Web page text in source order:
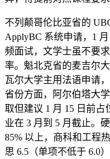
不列颠哥伦比亚省的
ApplyBC 系统申请，1
频面试，文学士虽不要
率。魁北克省的麦吉尔
瓦尔大学主用法语申请
省份方面，阿尔伯塔大
取但建议 1 月 15 日前
业在 3 月到 5 月截止。
85% 以上，商科和工程
思 6.5（单项不低于 6.0）